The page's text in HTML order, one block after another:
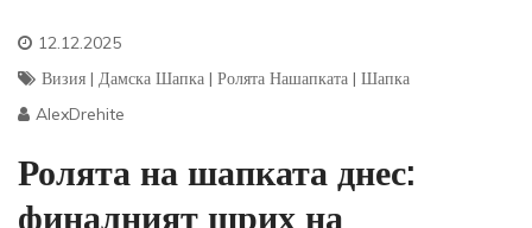
12.12.2025
Визия | Дамска Шапка | Ролята Нашапката | Шапка
AlexDrehite
Ролята на шапката днес:
финалният щрих на